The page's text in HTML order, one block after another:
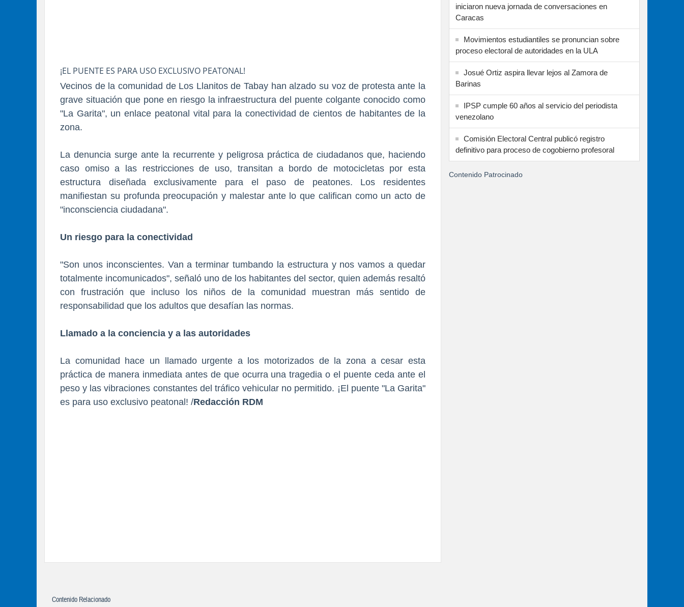
¡EL PUENTE ES PARA USO EXCLUSIVO PEATONAL!
Vecinos de la comunidad de Los Llanitos de Tabay han alzado su voz de protesta ante la
grave situación que pone en riesgo la infraestructura del puente colgante conocido como
"La Garita", un enlace peatonal vital para la conectividad de cientos de habitantes de la
zona.
La denuncia surge ante la recurrente y peligrosa práctica de ciudadanos que, haciendo
caso omiso a las restricciones de uso, transitan a bordo de motocicletas por esta
estructura diseñada exclusivamente para el paso de peatones. Los residentes
manifiestan su profunda preocupación y malestar ante lo que califican como un acto de
"inconsciencia ciudadana".
Un riesgo para la conectividad
"Son unos inconscientes. Van a terminar tumbando la estructura y nos vamos a quedar
totalmente incomunicados", señaló uno de los habitantes del sector, quien además resaltó
con frustración que incluso los niños de la comunidad muestran más sentido de
responsabilidad que los adultos que desafían las normas.
Llamado a la conciencia y a las autoridades
La comunidad hace un llamado urgente a los motorizados de la zona a cesar esta
práctica de manera inmediata antes de que ocurra una tragedia o el puente ceda ante el
peso y las vibraciones constantes del tráfico vehicular no permitido. ¡El puente "La Garita"
es para uso exclusivo peatonal! /Redacción RDM
iniciaron nueva jornada de conversaciones en
Caracas
Movimientos estudiantiles se pronuncian sobre
proceso electoral de autoridades en la ULA
Josué Ortiz aspira llevar lejos al Zamora de
Barinas
IPSP cumple 60 años al servicio del periodista
venezolano
Comisión Electoral Central publicó registro
definitivo para proceso de cogobierno profesoral
Contenido Patrocinado
Contenido Relacionado